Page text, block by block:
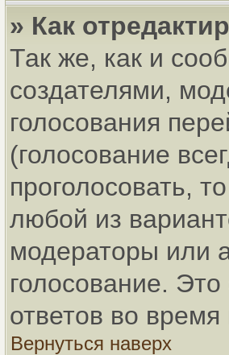
» Как
Так же, как и
создателями,
голосования
(голосование
проголосовать,
любой из
модераторы или
голосование.
ответов во время
Вернуться наверх